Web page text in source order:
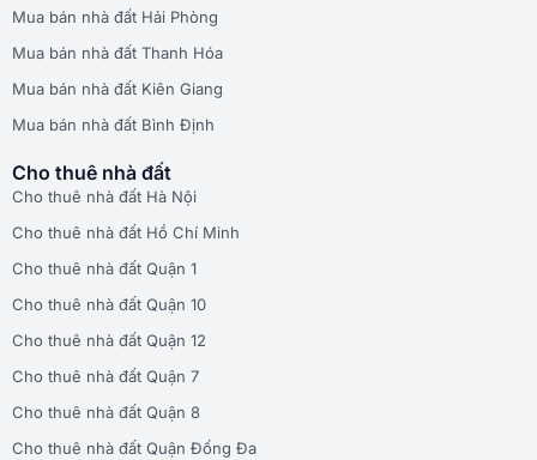
Mua bán nhà đất Hải Phòng
Mua bán nhà đất Thanh Hóa
Mua bán nhà đất Kiên Giang
Mua bán nhà đất Bình Định
Cho thuê nhà đất
Cho thuê nhà đất Hà Nội
Cho thuê nhà đất Hồ Chí Minh
Cho thuê nhà đất Quận 1
Cho thuê nhà đất Quận 10
Cho thuê nhà đất Quận 12
Cho thuê nhà đất Quận 7
Cho thuê nhà đất Quận 8
Cho thuê nhà đất Quận Đống Đa